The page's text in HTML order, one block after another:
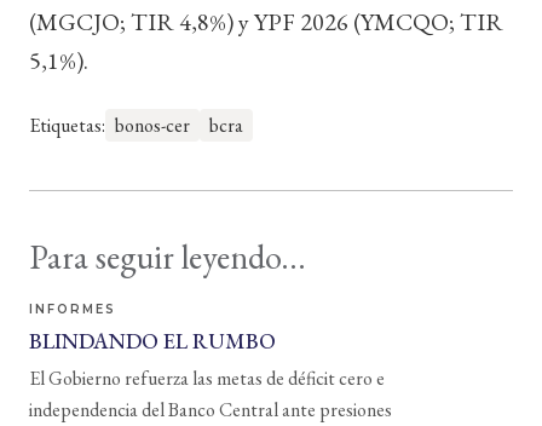
(MGCJO; TIR 4,8%) y YPF 2026 (YMCQO; TIR
5,1%).
Etiquetas: bonos-cer bcra
Para seguir leyendo...
INFORMES
BLINDANDO EL RUMBO
El Gobierno refuerza las metas de déficit cero e
independencia del Banco Central ante presiones